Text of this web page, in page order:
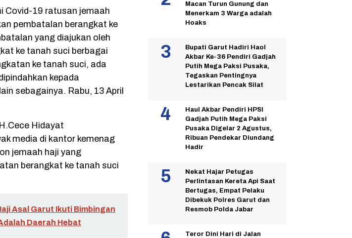
Covid-19 ratusan jemaah
pembatalan berangkat ke
yang diajukan oleh
ke tanah suci berbagai
ke tanah suci, ada
kepada
sebagainya. Rabu, 13 April
Hidayat
media di kantor kemenag
jemaah haji yang
berangkat ke tanah suci
Asal Garut Ikuti Bimbingan
Daerah Hebat
Macan Turun Gunung dan
Menerkam 3 Warga adalah
Hoaks
Bupati Garut Hadiri Haol
Akbar Ke-36 Pendiri Gadjah
Putih Mega Paksi Pusaka,
Tegaskan Pentingnya
Lestarikan Pencak Silat
Haul Akbar Pendiri HPSI
Gadjah Putih Mega Paksi
Pusaka Digelar 2 Agustus,
Ribuan Pendekar Diundang
Hadir
Nekat Hajar Petugas
Perlintasan Kereta Api Saat
Bertugas, Empat Pelaku
Dibekuk Polres Garut dan
Resmob Polda Jabar
Teror Dini Hari di Jalan